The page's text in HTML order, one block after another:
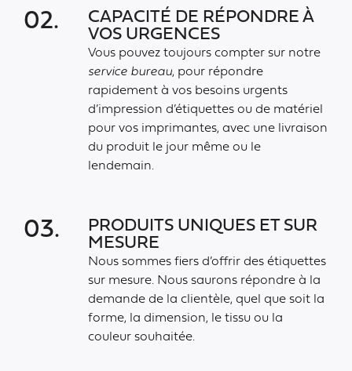
02.
CAPACITÉ DE RÉPONDRE À
VOS URGENCES
Vous pouvez toujours compter sur notre
service bureau, pour répondre
rapidement à vos besoins urgents
d’impression d’étiquettes ou de matériel
pour vos imprimantes, avec une livraison
du produit le jour même ou le
lendemain.
03.
PRODUITS UNIQUES ET SUR
MESURE
Nous sommes fiers d’offrir des étiquettes
sur mesure. Nous saurons répondre à la
demande de la clientèle, quel que soit la
forme, la dimension, le tissu ou la
couleur souhaitée.